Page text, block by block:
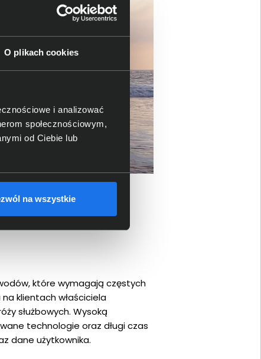
O plikach cookies
i analizować
społecznościowym,
od Ciebie lub
na wszystkie
które wymagają częstych
klientach właściciela
służbowych. Wysoką
technologie oraz długi czas
dane użytkownika.